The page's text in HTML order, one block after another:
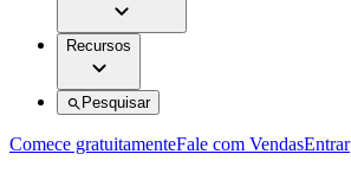
Recursos
Pesquisar
Comece gratuitamenteFale com VendasEntrar